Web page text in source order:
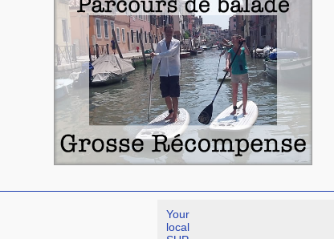
Your
local